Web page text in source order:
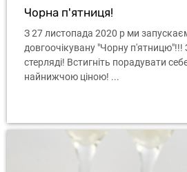
Чорна п'ятниця!
З 27 листопада 2020 р ми
довгоочікувану "Чорну п'ятницю"!!!
стерляді! Встигніть порадувати
найнижчою ціною! ...